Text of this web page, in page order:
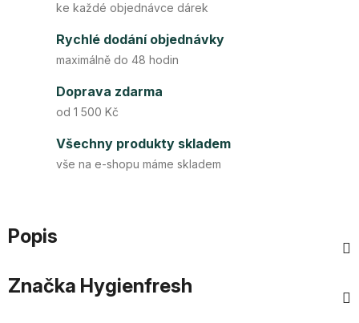
ke každé objednávce dárek
Rychlé dodání objednávky
maximálně do 48 hodin
Doprava zdarma
od 1 500 Kč
Všechny produkty skladem
vše na e-shopu máme skladem
Popis
Značka Hygienfresh